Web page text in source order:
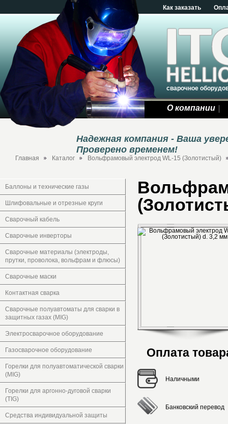
Как заказать
сварочное
О компании
Надежная компания - Ваша
Проверено временем!
Главная Каталог Вольфрамовый электрод WL-15 (Золотистый)
Баллоны и технические газы
Шлифовальные и отрезные круги
Сварочный кабель
Сварочные инверторы
Сварочные материалы (электроды,
прутки, проволока, вольфрам и флюсы)
Сварочные маски
Контактная сварка
Сварочные полуавтоматы для сварки в
защитных газах (MIG)
Электросварочное оборудование
Газосварочное оборудование
Горелки для полуавтоматической сварки
(MIG)
Горелки для аргонно-дуговой сварки
(TIG)
Средства индивидуальной защиты
Оплата
Наличными
Банковский перевод